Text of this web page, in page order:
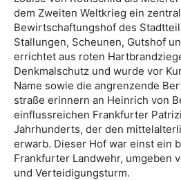
dem Zweiten Weltkrieg ein
Bewirtschaftungshof des
Stallungen, Scheunen, Gutshof
errichtet aus roten
Denkmalschutz und wurde vor
Name sowie die angrenzende
straße erinnern an Heinrich von
einflussreichen Frankfurter
Jahrhunderts, der den
erwarb. Dieser Hof war einst ein
Frankfurter Landwehr, umgeben
und Verteidigungsturm.